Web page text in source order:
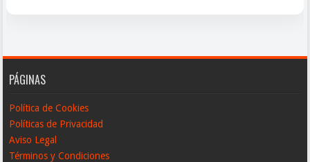
PÁGINAS
Política de Cookies
Políticas de Privacidad
Aviso Legal
Términos y Condiciones